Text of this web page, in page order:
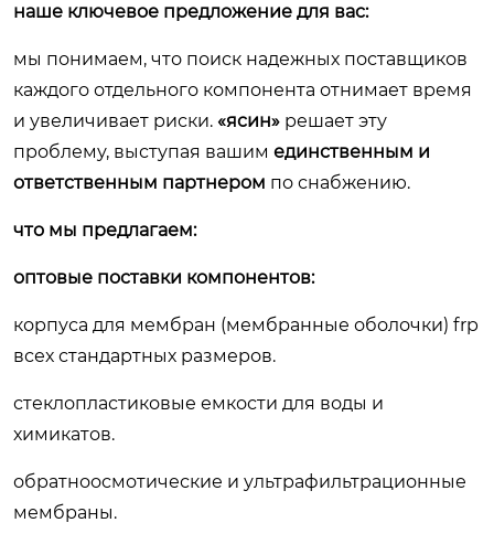
наше ключевое предложение для вас:
мы понимаем, что поиск надежных поставщиков
каждого отдельного компонента отнимает время
и увеличивает риски. «ясин» решает эту
проблему, выступая вашим единственным и
ответственным партнером по снабжению.
что мы предлагаем:
оптовые поставки компонентов:
корпуса для мембран (мембранные оболочки) frp
всех стандартных размеров.
стеклопластиковые емкости для воды и
химикатов.
обратноосмотические и ультрафильтрационные
мембраны.